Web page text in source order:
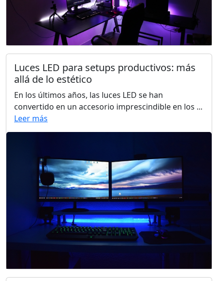
Luces LED para setups productivos: más
allá de lo estético
En los últimos años, las luces LED se han
convertido en un accesorio imprescindible en los ...
Leer más